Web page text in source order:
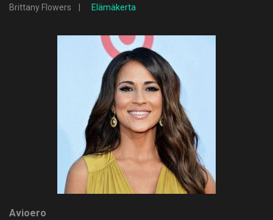
Brittany Flowers Elämäkerta
Avioero